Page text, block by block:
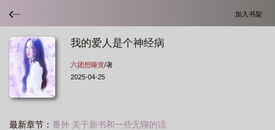
加入书架
我的爱人是个神经病
六团想睡觉/著
2025-04-25
最新章节： 番外 关于新书和一些无聊的话